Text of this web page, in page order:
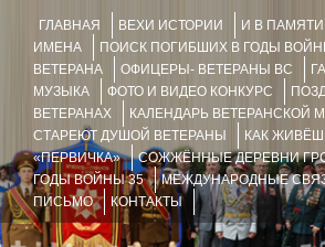
ГЛАВНАЯ ВЕХИ ИСТОРИИ
И В
ИМЕНА
ПОИСК ПОГИБШИХ В ГОДЫ
ВЕТЕРАНА
ОФИЦЕРЫ- ВЕТЕРАНЫ ВС
МУЗЫКА
ФОТО И ВИДЕО КОНКУРС
ВЕТЕРАНАХ
КАЛЕНДАРЬ ВЕТЕРАНСКОЙ
СТАРЕЮТ ДУШОЙ ВЕТЕРАНЫ
КАК
«ПЕРВИЧКА»
СОЖЖЁННЫЕ ДЕРЕВНИ
ГОДЫ ВОЙНЫ 35
МЕЖДУНАРОДНЫЕ
ПИСЬМО
КОНТАКТЫ